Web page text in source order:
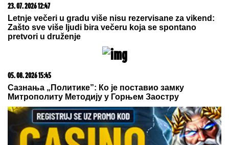
23. 07. 2026 12:47
Letnje večeri u gradu više nisu rezervisane za vikend:
Zašto sve više ljudi bira večeru koja se spontano
pretvori u druženje
05. 08. 2026 15:45
Сазнања „Политике”: Ко је поставио замку
Митрополиту Методију у Горњем Заостру